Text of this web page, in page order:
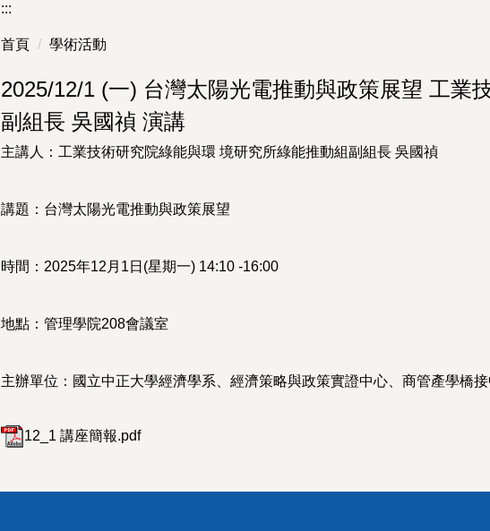
:::
首頁 學術活動
2025/12/1 (一) 台灣太陽光電推動與政策展望 工業
副組長 吳國禎 演講
主講人：工業技術研究院綠能與環 境研究所綠能推動組副組長 吳國禎
講題：台灣太陽光電推動與政策展望
時間：2025年12月1日(星期一) 14:10 -16:00
地點：管理學院208會議室
主辦單位：國立中正大學經濟學系、經濟策略與政策實證中心、商管產學橋
12_1 講座簡報.pdf